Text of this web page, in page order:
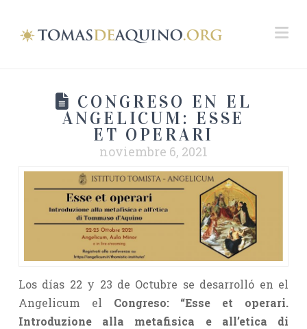
CONGRESO EN EL
ANGELICUM: ESSE
ET OPERARI
noviembre 6, 2021
Los días 22 y 23 de Octubre se desarrolló en el
Angelicum el Congreso: “Esse et operari.
Introduzione alla metafisica e all’etica di